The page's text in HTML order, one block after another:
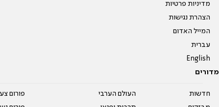
מדיניות פרטיות
הצהרת נגישות
המייל האדום
עברית
English
מדורים
חדשות
העולם הערבי
פורום